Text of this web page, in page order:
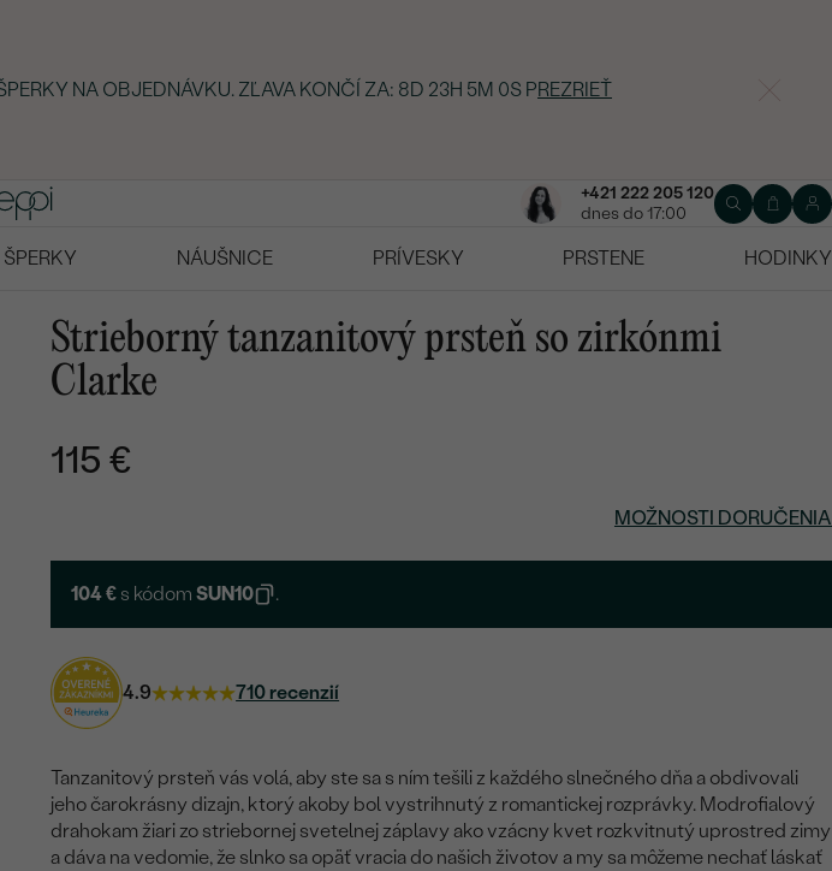
NA OBJEDNÁVKU. ZĽAVA KONČÍ ZA:8D 23H 4M 59SPREZRIEŤ
+421 222 205 120
dnes do 17:00
ŠPERKY NÁUŠNICE PRÍVESKY PRSTENE
HODINKY
Strieborný tanzanitový prsteň so zirkónmi
Clarke
115 €
MOŽNOSTI DORUČENIA
104 € s kódomSUN10 .
4.9 710 recenzií
Tanzanitový prsteň vás volá, aby ste sa s ním tešili z každého slnečného dňa a obdivovali
jeho čarokrásny dizajn, ktorý akoby bol vystrihnutý z romantickej rozprávky. Modrofialový
drahokam žiari zo striebornej svetelnej záplavy ako vzácny kvet rozkvitnutý uprostred zimy
a dáva na vedomie, že slnko sa opäť vracia do našich životov a my sa môžeme nechať láskať